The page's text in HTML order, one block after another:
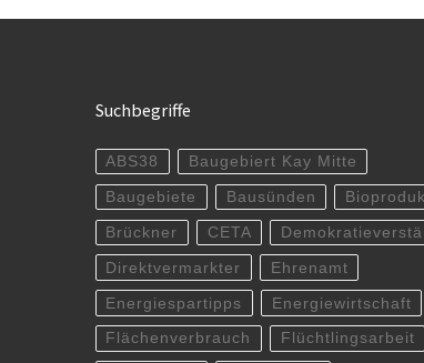
Suchbegriffe
ABS38 Baugebiert Kay Mitte
Baugebiete Bausünden
Brückner CETA
Direktvermarkter Ehrenamt
Energiespartipps Energiewirtschaft
Flächenverbrauch Flüchtlingsarbeit